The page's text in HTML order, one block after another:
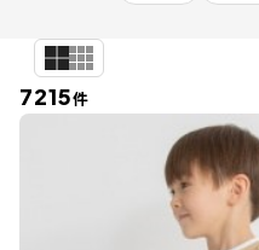
7215件